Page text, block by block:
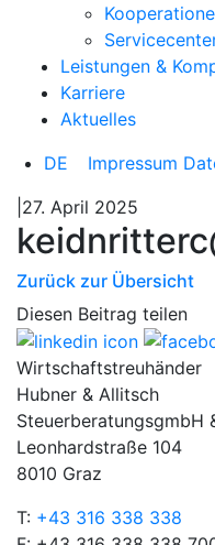
Leistungen &
Karriere
Aktuelles
DE
Impressum
|27. April 2025
Zurück zur Übersicht
Diesen Beitrag teilen
Wirtschaftstreuhänder
Hubner & Allitsch
SteuerberatungsgmbH
Leonhardstraße 104
8010 Graz
T: +43 316 338 338